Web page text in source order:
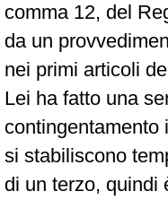
comma 12, del
da un
nei primi articoli
Lei ha fatto una
contingentamento
si stabiliscono
di un terzo, quindi